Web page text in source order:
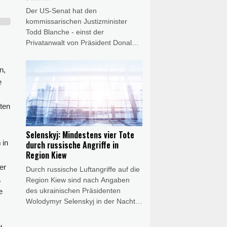
in
Der US-Senat hat den
kommissarischen Justizminister
Todd Blanche - einst der
Privatanwalt von Präsident Donald
knappe Mehrheit.
Selenskyj: Mindestens vier Tote
durch russische Angriffe in
Region Kiew
Durch russische Luftangriffe auf die
Region Kiew sind nach Angaben
des ukrainischen Präsidenten
Wolodymyr Selenskyj in der Nacht